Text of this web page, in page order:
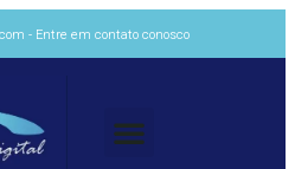
- Entre em contato conosco